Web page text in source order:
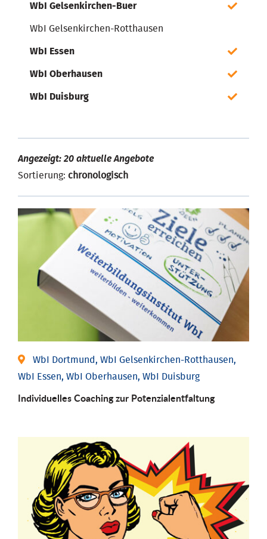
WbI Gelsenkirchen-Buer
WbI Gelsenkirchen-Rotthausen
WbI Essen
WbI Oberhausen
WbI Duisburg
Angezeigt: 20 aktuelle Angebote
Sortierung: chronologisch
WbI Dortmund, WbI Gelsenkirchen-Rotthausen,
WbI Essen, WbI Oberhausen, WbI Duisburg
Individuelles Coaching zur Potenzialentfaltung